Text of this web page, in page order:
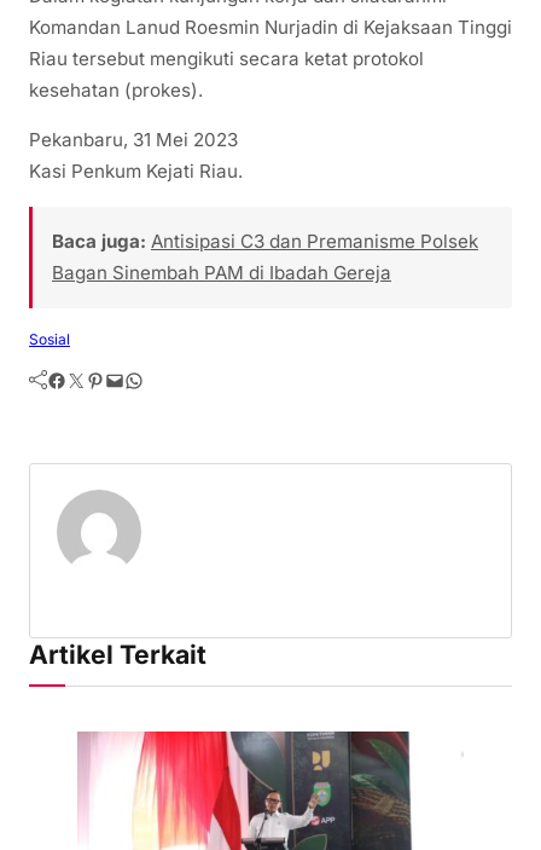
Komandan Lanud Roesmin Nurjadin di Kejaksaan Tinggi
Riau tersebut mengikuti secara ketat protokol
kesehatan (prokes).
Pekanbaru, 31 Mei 2023
Kasi Penkum Kejati Riau.
Baca juga: Antisipasi C3 dan Premanisme Polsek
Bagan Sinembah PAM di Ibadah Gereja
Sosial
Facebook Twitter Pinterest Mail WhatsApp
Artikel Terkait